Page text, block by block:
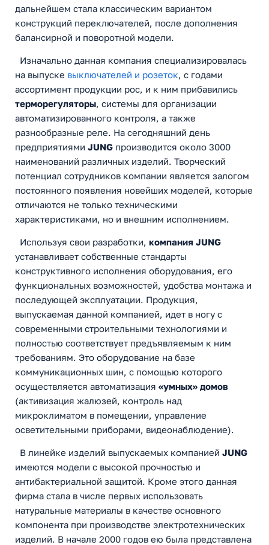
дальнейшем стала классическим вариантом
конструкций переключателей, после дополнения
балансирной и поворотной модели.
Изначально данная компания специализировалась
на выпуске выключателей и розеток, с годами
ассортимент продукции рос, и к ним прибавились
терморегуляторы, системы для организации
автоматизированного контроля, а также
разнообразные реле. На сегодняшний день
предприятиями JUNG производится около 3000
наименований различных изделий. Творческий
потенциал сотрудников компании является залогом
постоянного появления новейших моделей, которые
отличаются не только техническими
характеристиками, но и внешним исполнением.
Используя свои разработки, компания JUNG
устанавливает собственные стандарты
конструктивного исполнения оборудования, его
функциональных возможностей, удобства монтажа и
последующей эксплуатации. Продукция,
выпускаемая данной компанией, идет в ногу с
современными строительными технологиями и
полностью соответствует предъявляемым к ним
требованиям. Это оборудование на базе
коммуникационных шин, с помощью которого
осуществляется автоматизация «умных» домов
(активизация жалюзей, контроль над
микроклиматом в помещении, управление
осветительными приборами, видеонаблюдение).
В линейке изделий выпускаемых компанией JUNG
имеются модели с высокой прочностью и
антибактериальной защитой. Кроме этого данная
фирма стала в числе первых использовать
натуральные материалы в качестве основного
компонента при производстве электротехнических
изделий. В начале 2000 годов ею была представлена